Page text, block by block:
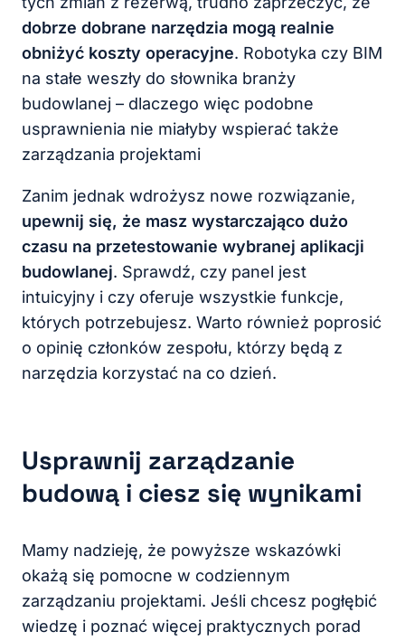
dobrze dobrane narzędzia mogą realnie
obniżyć koszty operacyjne. Robotyka czy BIM
na stałe weszły do słownika branży
budowlanej – dlaczego więc podobne
usprawnienia nie miałyby wspierać także
zarządzania projektami
Zanim jednak wdrożysz nowe rozwiązanie,
upewnij się, że masz wystarczająco dużo
czasu na przetestowanie wybranej aplikacji
budowlanej. Sprawdź, czy panel jest
intuicyjny i czy oferuje wszystkie funkcje,
których potrzebujesz. Warto również poprosić
o opinię członków zespołu, którzy będą z
narzędzia korzystać na co dzień.
Usprawnij zarządzanie
budową i ciesz się wynikami
Mamy nadzieję, że powyższe wskazówki
okażą się pomocne w codziennym
zarządzaniu projektami. Jeśli chcesz pogłębić
wiedzę i poznać więcej praktycznych porad